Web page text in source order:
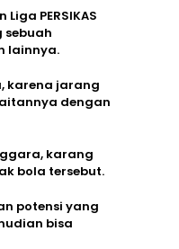
PERSIKAS
sebuah
lainnya.
karena jarang
dengan
karang
bola tersebut.
potensi yang
bisa